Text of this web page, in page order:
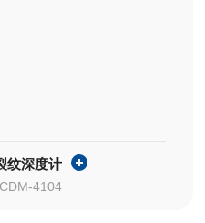
纹深度计
4104